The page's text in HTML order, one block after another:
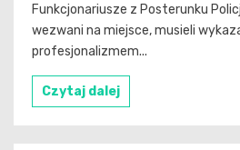
Funkcjonariusze z Posterunku
wezwani na miejsce, musieli
profesjonalizmem...
Czytaj dalej